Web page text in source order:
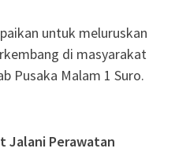
untuk meluruskan
di masyarakat
Pusaka Malam 1 Suro.
Jalani Perawatan